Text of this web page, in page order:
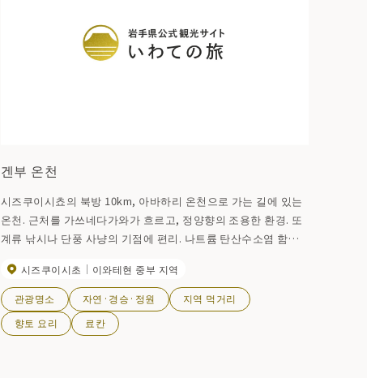
겐부 온천
시즈쿠이시쵸의 북방 10km, 아바하리 온천으로 가는 길에 있는
온천. 근처를 가쓰네다가와가 흐르고, 정양향의 조용한 환경. 또
계류 낚시나 단풍 사냥의 기점에 편리. 나트륨 탄산수소염 함유
시즈쿠이시초 이와테현 중부 지역
관광명소 자연·경승·정원
지역 먹거리
향토 요리
료칸